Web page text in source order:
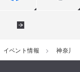
イベント情報 神奈川